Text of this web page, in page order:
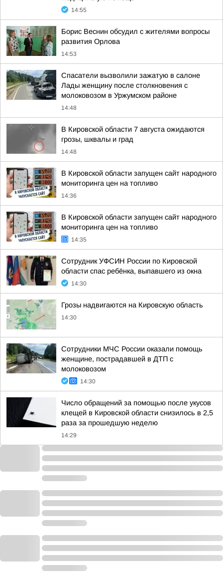
14:55
Борис Веснин обсудил с жителями вопросы
развития Орлова
14:53
Спасатели вызволили зажатую в салоне
Лады женщину после столкновения с
молоковозом в Уржумском районе
14:48
В Кировской области 7 августа ожидаются
грозы, шквалы и град
14:48
В Кировской области запущен сайт народного
мониторинга цен на топливо
14:36
В Кировской области запущен сайт народного
мониторинга цен на топливо
14:35
Сотрудник УФСИН России по Кировской
области спас ребёнка, выпавшего из окна
14:30
Грозы надвигаются на Кировскую область
14:30
Сотрудники МЧС России оказали помощь
женщине, пострадавшей в ДТП с
молоковозом
14:30
Число обращений за помощью после укусов
клещей в Кировской области снизилось в 2,5
раза за прошедшую неделю
14:29